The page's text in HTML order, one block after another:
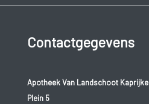
Contactgegevens
Apotheek Van Landschoot Kaprijke
Plein 5